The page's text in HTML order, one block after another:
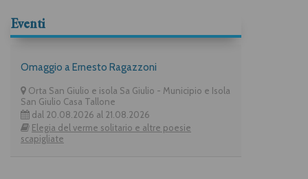
Eventi
Omaggio a Ernesto Ragazzoni
Orta San Giulio e isola Sa Giulio - Municipio e Isola
San Giulio Casa Tallone
dal 20.08.2026 al 21.08.2026
Elegia del verme solitario e altre poesie
scapigliate